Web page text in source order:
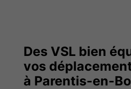
Des VSL bien
vos
à Parentis-en-